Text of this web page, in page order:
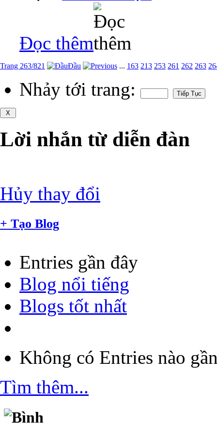
Đọc thêm
Trang 263/821 Đầu ... 163 213 253 261 262 263
Nhảy tới trang:
Lời nhắn từ diễn đàn
Hủy thay đổi
+ Tạo Blog
Entries gần đây
Blog nổi tiếng
Blogs tốt nhất
Không có Entries nào
Tìm thêm...